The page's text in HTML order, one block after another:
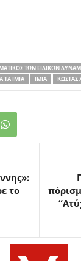
ΤΩΝ ΕΙΔΙΚΏΝ
ΤΑ ΊΜΙΑ
ΊΜΙΑ ΚΏΣΤΑΣ
το